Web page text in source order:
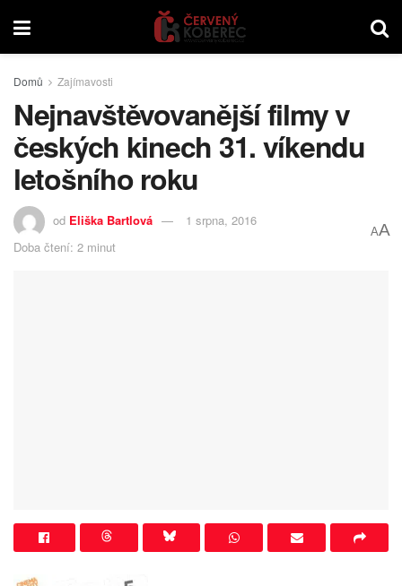
Domů Zajímavosti
Nejnavštěvovanější filmy v
českých kinech 31. víkendu
letošního roku
od Eliška Bartlová
1 srpna, 2016
Doba čtení: 2 minut
AA